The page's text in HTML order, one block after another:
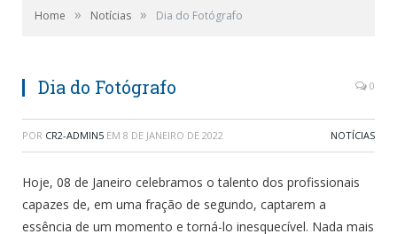
Home » Notícias » Dia do Fotógrafo
Dia do Fotógrafo 0
POR CR2-ADMIN5 EM 8 DE JANEIRO DE 2022 NOTÍCIAS
Hoje, 08 de Janeiro celebramos o talento dos profissionais
capazes de, em uma fração de segundo, captarem a
essência de um momento e torná-lo inesquecível. Nada mais